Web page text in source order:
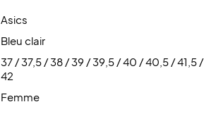
Asics
Bleu clair
37 / 37,5 / 38 / 39 / 39,5 / 40 / 40,5 / 41,5 /
42
Femme